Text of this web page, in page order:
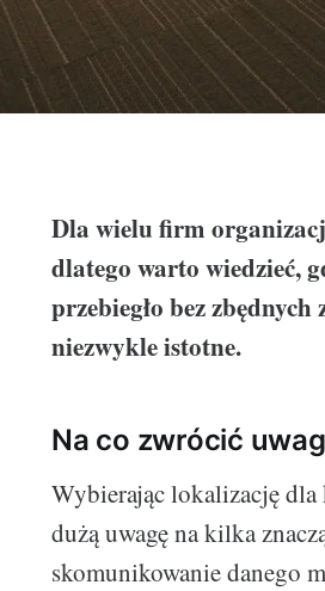
Dla wielu firm
dlatego warto wiedzieć,
przebiegło bez
niezwykle istotne.
Na co zwrócić
Wybierając lokalizację dla
dużą uwagę na kilka
skomunikowanie danego